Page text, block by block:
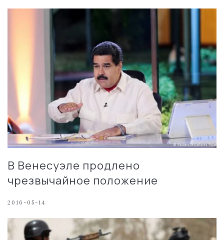
В Венесуэле продлено
чрезвычайное положение
2016-05-14